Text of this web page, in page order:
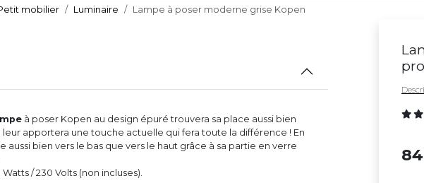
mobilier Luminaire Lampe à poser moderne grise Kopen
à poser Kopen au design épuré trouvera sa place aussi bien
leur apportera une touche actuelle qui fera toute la différence ! En
aussi bien vers le bas que vers le haut grâce à sa partie en verre
/ 230 Volts (non incluses).